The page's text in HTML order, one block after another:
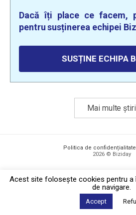
Dacă îți place ce facem,
pentru susținerea echipei
SUSȚINE ECHIPA
Mai multe știri
Politica de confidențialitate
2026 © Biziday
Acest site foloseşte cookies pentru a
de navigare.
Accept